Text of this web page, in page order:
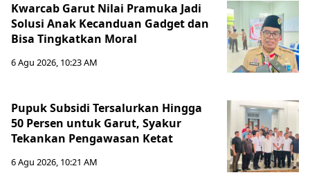
Kwarcab Garut Nilai Pramuka Jadi
Solusi Anak Kecanduan Gadget dan
Bisa Tingkatkan Moral
6 Agu 2026, 10:23 AM
Pupuk Subsidi Tersalurkan Hingga
50 Persen untuk Garut, Syakur
Tekankan Pengawasan Ketat
6 Agu 2026, 10:21 AM